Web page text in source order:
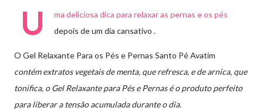
U
ma deliciosa dica para relaxar as pernas e os pés
depois de um dia cansativo .
O Gel Relaxante Para os Pés e Pernas Santo Pé Avatim
contémextratos vegetais de menta, que refresca, e de arnica, que
tonifica, o Gel Relaxante para Pés e Pernas é o produto perfeito
para liberar a tensão acumulada durante o dia.